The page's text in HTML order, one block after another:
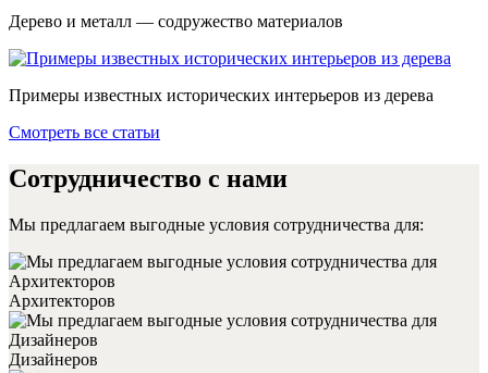
Дерево и металл — содружество материалов
Примеры известных исторических интерьеров из дерева
Смотреть все статьи
Сотрудничество с нами
Мы предлагаем выгодные условия сотрудничества для:
Архитекторов
Дизайнеров